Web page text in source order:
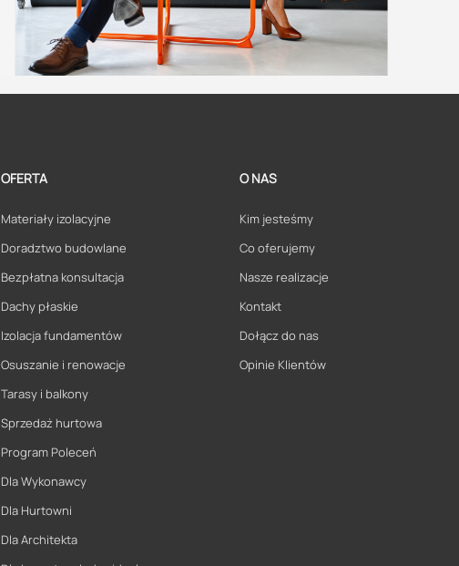
OFERTA
Materiały izolacyjne
Doradztwo budowlane
Bezpłatna konsultacja
Dachy płaskie
Izolacja fundamentów
Osuszanie i renowacje
Tarasy i balkony
Sprzedaż hurtowa
Program Poleceń
Dla Wykonawcy
Dla Hurtowni
Dla Architekta
O NAS
Kim jesteśmy
Co oferujemy
Nasze realizacje
Kontakt
Dołącz do nas
Opinie Klientów